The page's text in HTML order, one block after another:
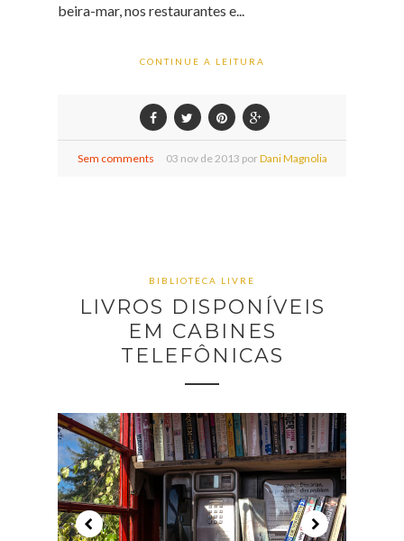
beira-mar, nos restaurantes e...
CONTINUE A LEITURA
Sem comments 03 nov de2013 porDani Magnolia
BIBLIOTECA LIVRE
LIVROS DISPONÍVEIS
EM CABINES
TELEFÔNICAS